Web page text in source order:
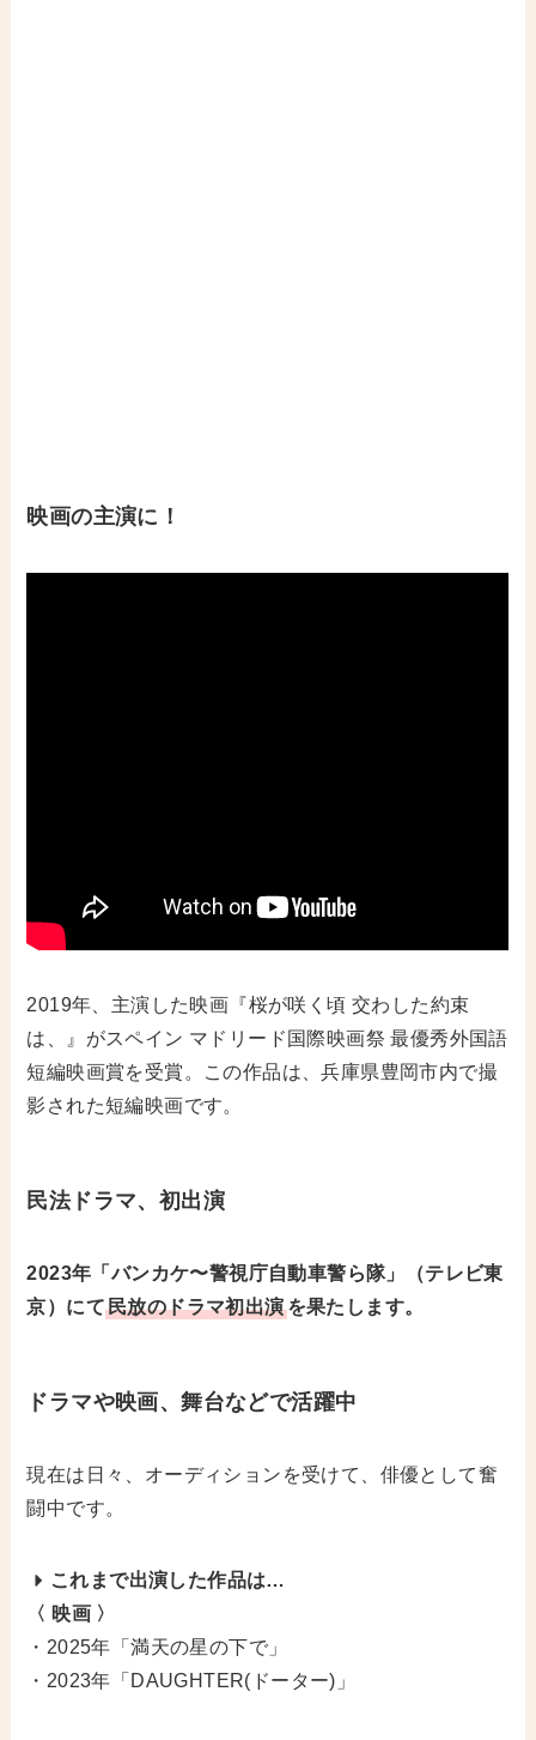
映画の主演に！
2019年、主演した映画『桜が咲く頃 交わした約束
は、』がスペイン マドリード国際映画祭 最優秀外国語
短編映画賞を受賞。この作品は、兵庫県豊岡市内で撮
影された短編映画です。
民法ドラマ、初出演
2023年「バンカケ〜警視庁自動車警ら隊」（テレビ東
京）にて民放のドラマ初出演を果たします。
ドラマや映画、舞台などで活躍中
現在は日々、オーディションを受けて、俳優として奮
闘中です。
これまで出演した作品は…
〈 映画 〉
・2025年「満天の星の下で」
・2023年「DAUGHTER(ドーター)」